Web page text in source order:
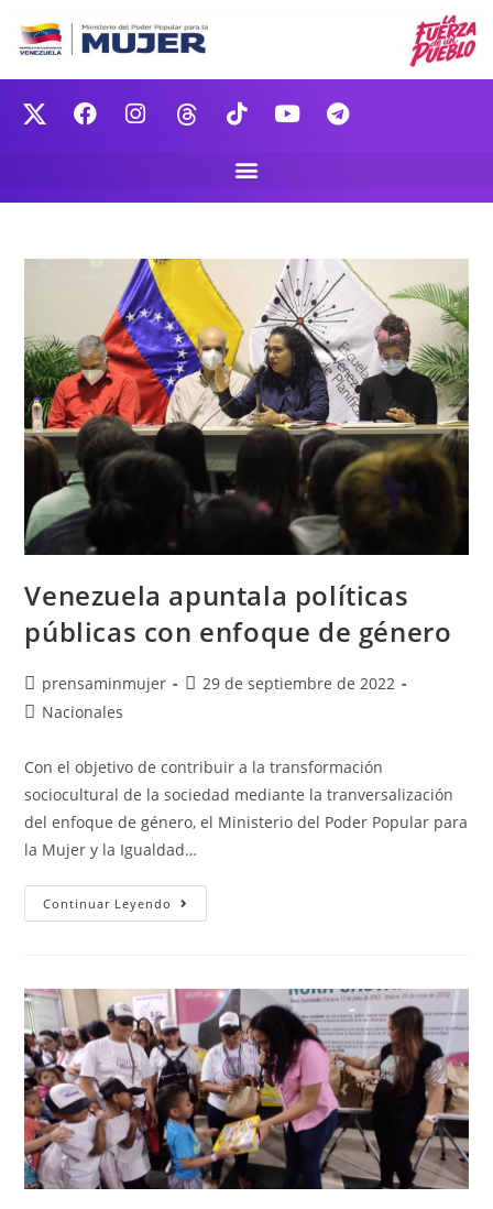
Venezuela apuntala políticas
públicas con enfoque de género
prensaminmujer
29 de septiembre de 2022
Nacionales
Con el objetivo de contribuir a la transformación
sociocultural de la sociedad mediante la tranversalización
del enfoque de género, el Ministerio del Poder Popular para
la Mujer y la Igualdad…
Continuar Leyendo